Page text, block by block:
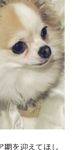
期を迎えてほし